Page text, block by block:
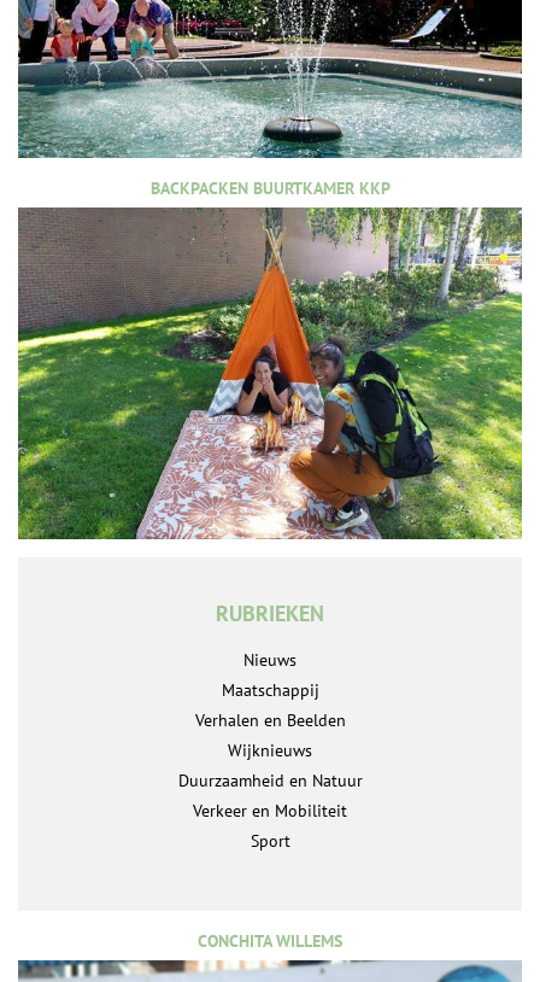
BACKPACKEN BUURTKAMER KKP
RUBRIEKEN
Nieuws
Maatschappij
Verhalen en Beelden
Wijknieuws
Duurzaamheid en Natuur
Verkeer en Mobiliteit
Sport
CONCHITA WILLEMS